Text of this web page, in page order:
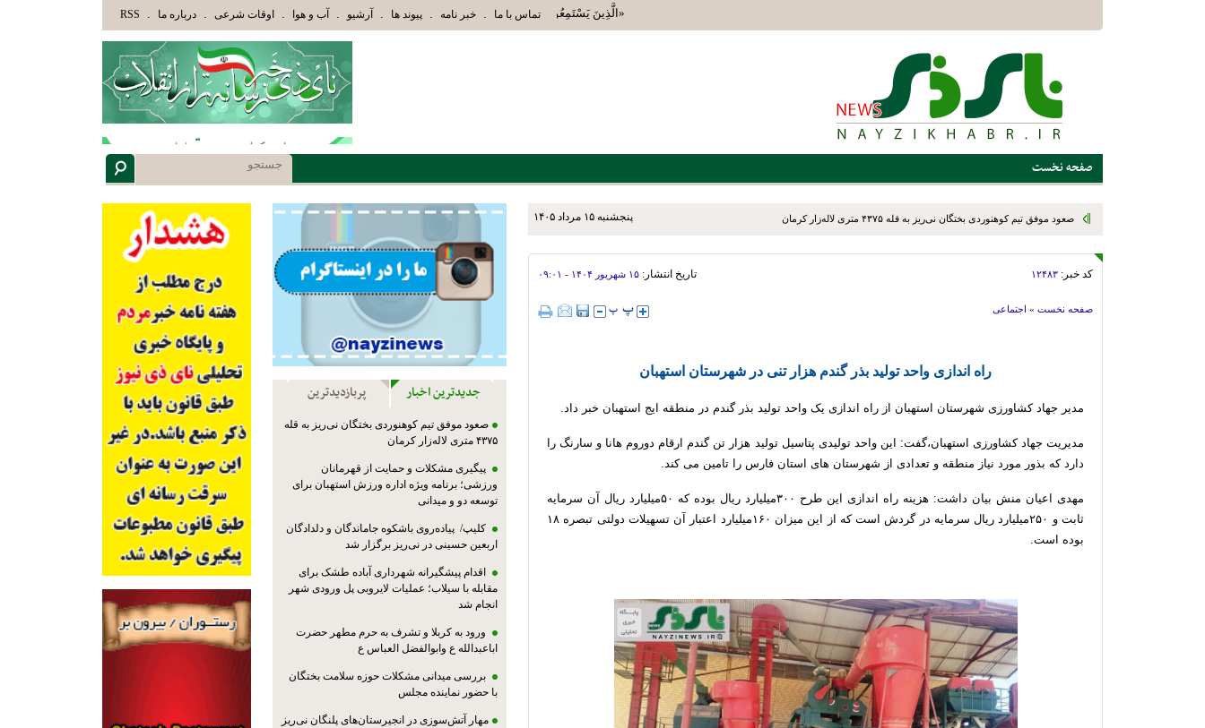
«الَّذِينَ يَسْتَمِعُونَ الْقَوْلَ فَيَتَّبِعُونَ أَحْسَنَهُ أُوْلَئِكَ الَّذِينَ هَدَاهُمُ اللَّهُ وَأُوْلَئِكَ هُمْ أُوْلُوا الْأَلْبَابِ» عاقلان هدایت یافته،حرفها را میشنوند و
تماس با ما . خبر نامه . پیوند ها . آرشیو . آب و هوا . اوقات شرعی . درباره ما .
RSS
صفحه نخست
پنجشنبه ۱۵ مرداد ۱۴۰۵ صعود موفق تیم کوهنوردی بختگان نی‌ریز به قله ۴۳۷۵ متری لاله‌زار کرمان
کد خبر: ۱۲۴۸۳ تاریخ انتشار: ۱۵ شهريور ۱۴۰۴ - ۰۹:۰۱
صفحه نخست » اجتماعی
راه اندازی واحد تولید بذر گندم هزار تنی در شهرستان استهبان
مدیر جهاد کشاورزی شهرستان استهبان از راه اندازی یک واحد تولید بذر گندم در منطقه ایج استهبان خبر داد.
مدیریت جهاد کشاورزی استهبان،گفت: این واحد تولیدی پتاسیل تولید هزار تن گندم ارقام دوروم هانا و سارنگ را
دارد که بذور مورد نیاز منطقه و تعدادی از شهرستان های استان فارس را تامین می کند.
مهدی اعیان منش بیان داشت: هزینه راه اندازی این طرح ۳۰۰میلیارد ریال بوده که ۵۰میلیارد ریال آن سرمایه
ثابت و ۲۵۰میلیارد ریال سرمایه در گردش است که از این میزان ۱۶۰میلیارد اعتبار آن تسهیلات دولتی تبصره ۱۸
بوده است.
جدیدترین اخبار پربازدیدترین
صعود موفق تیم کوهنوردی بختگان نی‌ریز به قله
۴۳۷۵ متری لاله‌زار کرمان
پیگیری مشکلات و حمایت از قهرمانان
ورزشی؛ برنامه ویژه اداره ورزش استهبان برای
توسعه دو و میدانی
کلیپ/ پیاده‌روی باشکوه جاماندگان و دلدادگان
اربعین حسینی در نی‌ریز برگزار شد
اقدام پیشگیرانه شهرداری آباده طشک برای
مقابله با سیلاب؛ عملیات لایروبی پل ورودی شهر
انجام شد
ورود به کربلا و تشرف به حرم مطهر حضرت
اباعبدالله ع وابوالفضل العباس ع
بررسی میدانی مشکلات حوزه سلامت بختگان
با حضور نماینده مجلس
مهار آتش‌سوزی در انجیرستان‌های پلنگان نی‌ریز